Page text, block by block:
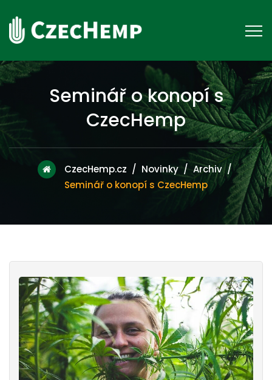
Seminář o konopí s
CzecHemp
CzecHemp.cz / Novinky / Archiv/
Seminář o konopí s CzecHemp